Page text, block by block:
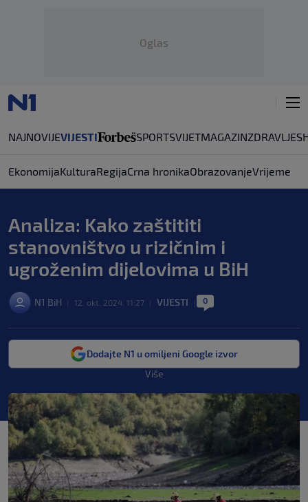
Oglas
NAJNOVIJEVIJESTI SPORTSVIJETMAGAZINZDRAVLJE
EkonomijaKulturaRegijaCrna hronikaObrazovanjeVrijeme
Analiza: Kako zaštititi
stanovništvo u rizičnim i
ugroženim dijelovima u BiH
N1 BiH 12. okt. 2024. 11:27 VIJESTI 0
Dodajte N1 u omiljeni Google izvor
Više